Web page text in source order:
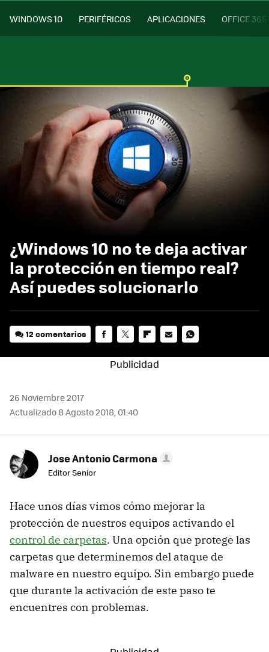
WINDOWS 10 PERIFÉRICOS APLICACIONES OFFICE 365
¿Windows 10 no te deja activar
la protección en tiempo real?
Así puedes solucionarlo
12 comentarios
26 Noviembre 2017
Actualizado 8 Agosto 2018, 01:40
Jose Antonio Carmona
Editor Senior
Hace unos días vimos cómo mejorar la
protección de nuestros equipos activando el
control de carpetas. Una opción que protege las
carpetas que determinemos del ataque de
malware en nuestro equipo. Sin embargo puede
que durante la activación de este paso te
encuentres con problemas.